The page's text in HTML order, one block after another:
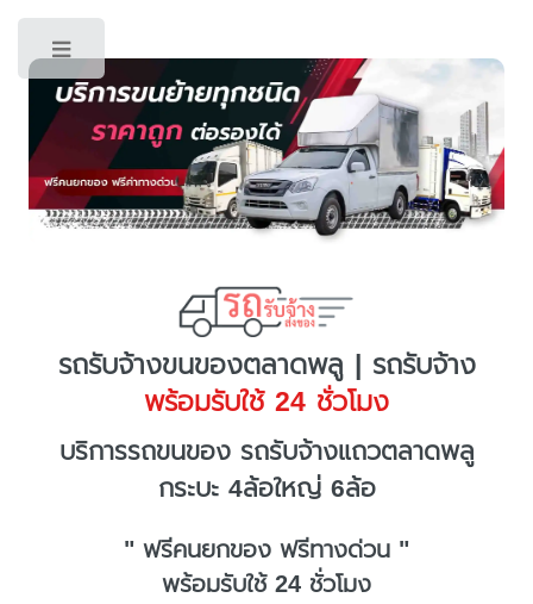
รถรับจ้างขนของตลาดพลู | รถรับจ้าง
พร้อมรับใช้ 24 ชั่วโมง
บริการรถขนของ รถรับจ้างแถวตลาดพลู
กระบะ 4ล้อใหญ่ 6ล้อ
" ฟรีคนยกของ ฟรีทางด่วน "
พร้อมรับใช้ 24 ชั่วโมง
Toggle